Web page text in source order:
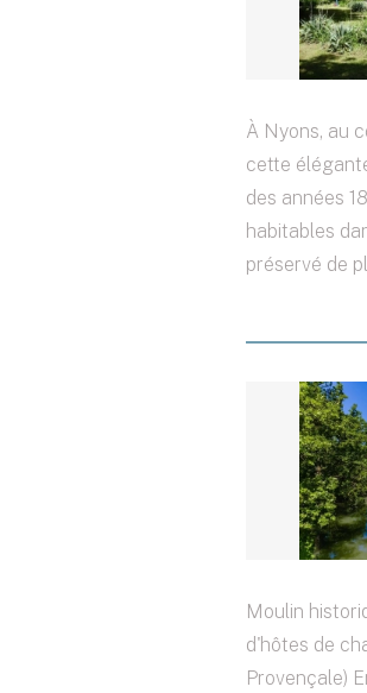
À Nyons, au
cette
des années
habitables
préservé de
Moulin
d'hôtes de
Provençale)